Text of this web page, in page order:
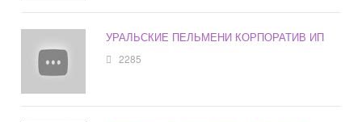
УРАЛЬСКИЕ ПЕЛЬМЕНИ КОРПОРАТИВ ИП
2285